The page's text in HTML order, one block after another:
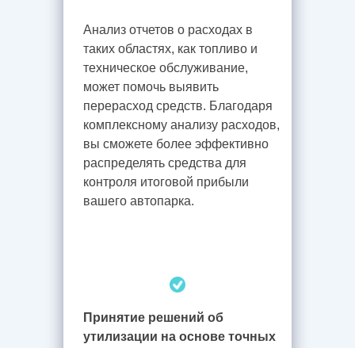
Принятие решений об
утилизации на основе точных
Анализ отчетов о расходах в
таких областях, как топливо и
техническое обслуживание,
может помочь выявить
перерасход средств. Благодаря
комплексному анализу расходов,
вы сможете более эффективно
распределять средства для
контроля итоговой прибыли
вашего автопарка.